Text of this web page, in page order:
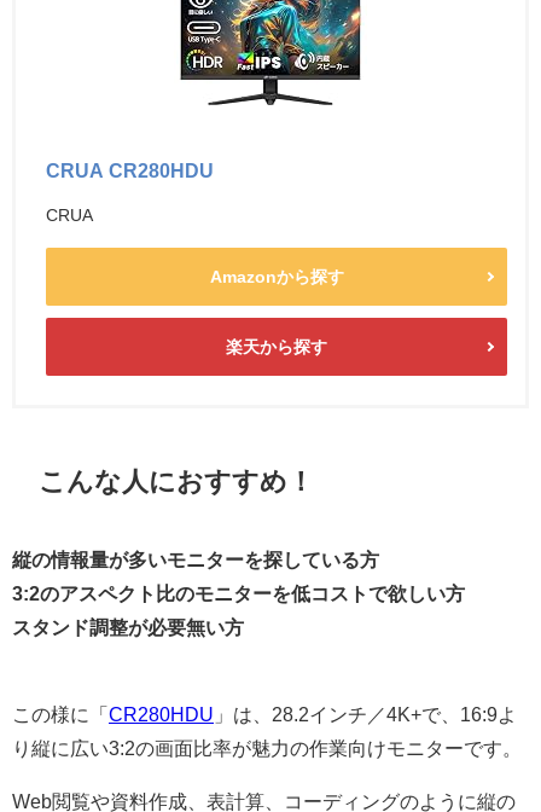
CRUA CR280HDU
CRUA
Amazonから探す
楽天から探す
こんな人におすすめ！
縦の情報量が多いモニターを探している方
3:2のアスペクト比のモニターを低コストで欲しい方
スタンド調整が必要無い方
この様に「 CR280HDU 」は、28.2インチ／4K+で、16:9よ
り縦に広い3:2の画面比率が魅力の作業向けモニターです。
Web閲覧や資料作成、表計算、コーディングのように縦の